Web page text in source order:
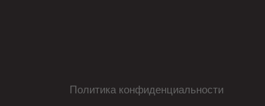
Политика конфиденциальности